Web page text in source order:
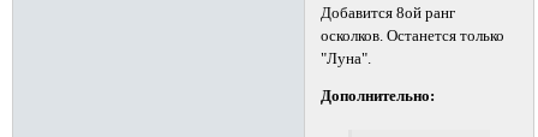
Добавится 8ой ранг
осколков. Останется только
"Луна".
Дополнительно: